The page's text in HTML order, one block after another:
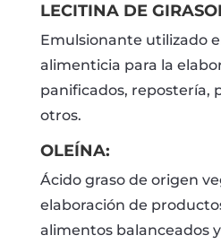
LECITINA DE
Emulsionante utilizado
alimenticia para la
panificados, repostería,
otros.
OLEÍNA:
Ácido graso de origen
elaboración de
alimentos balanceados